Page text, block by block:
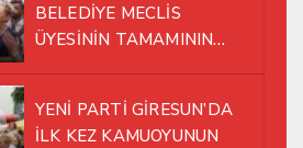
BELEDİYE MECLİS
ÜYESİNİN TAMAMININ
YÜRÜMEYE KARAR VERDİK
YENİ PARTİ GİRESUN’DA
İLK KEZ KAMUOYUNUN